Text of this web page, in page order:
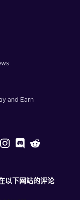
and Earn
以下网站的评论